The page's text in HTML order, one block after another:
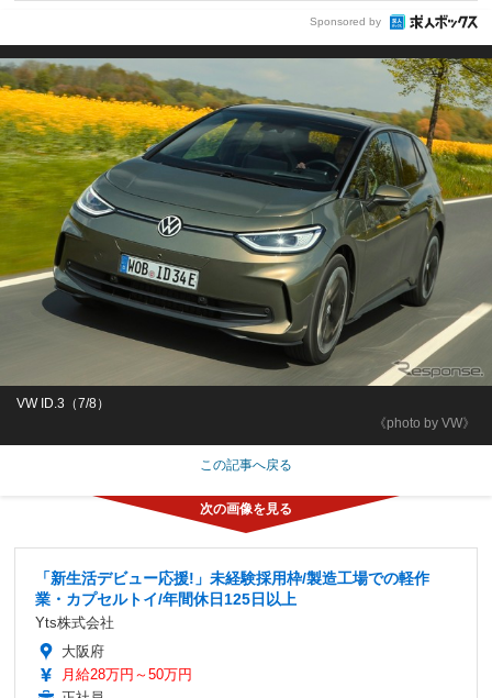
Sponsored by
《photo by VW》
VW ID.3（7/8）
この記事へ戻る
「新生活デビュー応援!」未経験採用枠/製造工場での軽作
業・カプセルトイ/年間休日125日以上
Yts株式会社
大阪府
月給28万円～50万円